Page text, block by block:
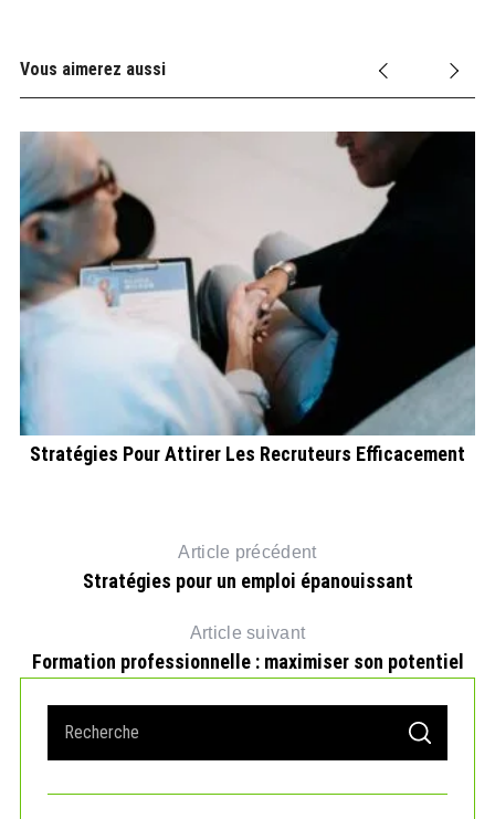
Vous aimerez aussi
Stratégies Pour Attirer Les Recruteurs Efficacement
Article précédent
Stratégies pour un emploi épanouissant
Article suivant
Formation professionnelle : maximiser son potentiel
a
r
S
A
C